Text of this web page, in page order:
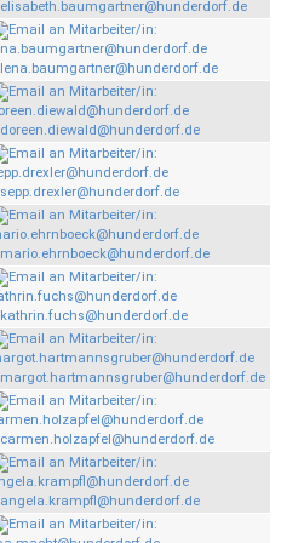
elisabeth.baumgartner@hunderdorf.de
lena.baumgartner@hunderdorf.de
doreen.diewald@hunderdorf.de
sepp.drexler@hunderdorf.de
mario.ehrnboeck@hunderdorf.de
kathrin.fuchs@hunderdorf.de
margot.hartmannsgruber@hunderdorf.de
carmen.holzapfel@hunderdorf.de
angela.krampfl@hunderdorf.de